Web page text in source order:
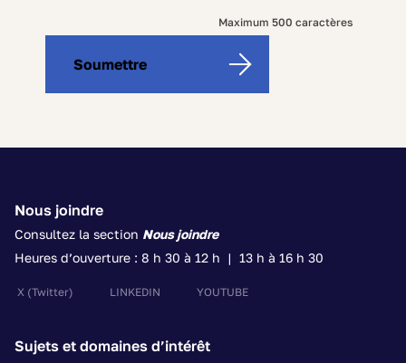
Maximum 500 caractères
Soumettre
Nous joindre
Consultez la section Nous joindre
Heures d’ouverture : 8 h 30 à 12 h | 13 h à 16 h 30
X (Twitter) LINKEDIN YOUTUBE
Sujets et domaines d’intérêt